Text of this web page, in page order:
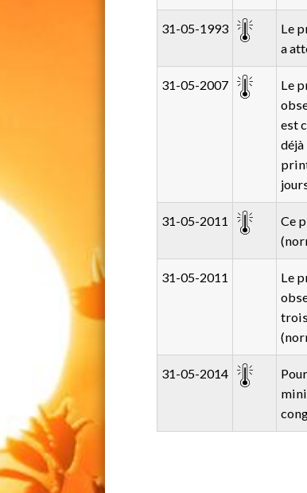
31-05-1993
Le
a
31-05-2007
Le
est
31-05-2011
Ce
31-05-2011
Le
31-05-2014